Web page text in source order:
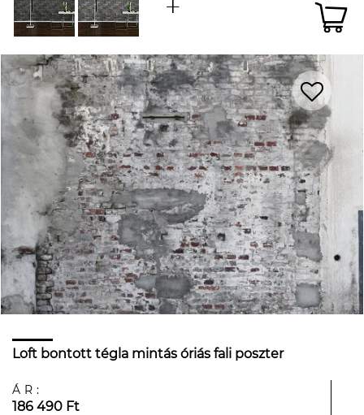
Loft bontott tégla mintás óriás fali poszter
ÁR:
186 490 Ft